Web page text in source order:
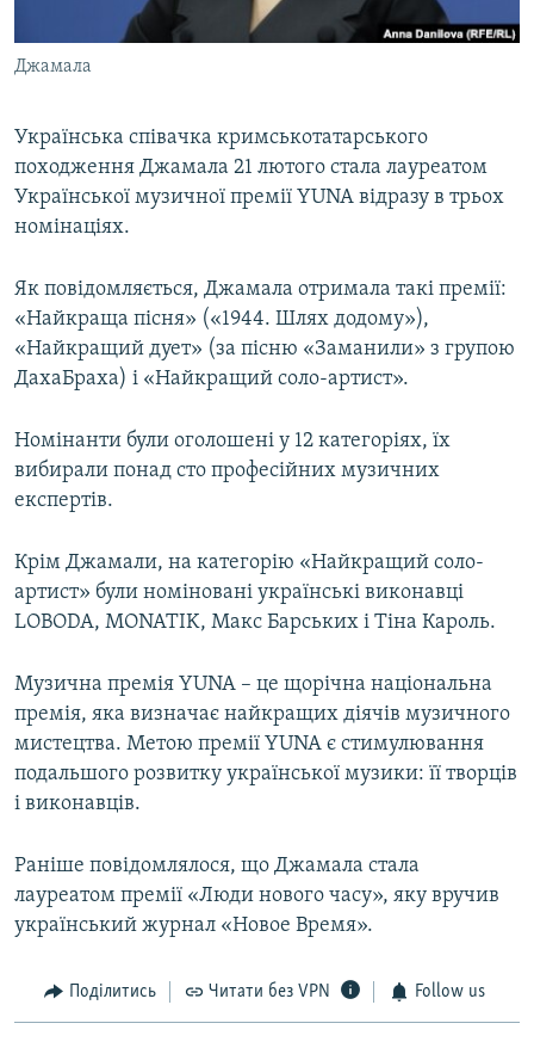
УКРАЇНСЬКА ПРОБЛЕМА КРИМУ
ІНФОГРАФІКА
ДОЛУЧАЙСЯ!
Усі сайти RFE/RL
Джамала
Українська співачка кримськотатарського
походження Джамала 21 лютого стала лауреатом
Української музичної премії YUNA відразу в трьох
номінаціях.
Як повідомляється, Джамала отримала такі премії:
«Найкраща пісня» («1944. Шлях додому»),
«Найкращий дует» (за пісню «Заманили» з групою
ДахаБраха) і «Найкращий соло-артист».
Номінанти були оголошені у 12 категоріях, їх
вибирали понад сто професійних музичних
експертів.
Крім Джамали, на категорію «Найкращий соло-
артист» були номіновані українські виконавці
LOBODA, MONATIK, Макс Барських і Тіна Кароль.
Музична премія YUNA – це щорічна національна
премія, яка визначає найкращих діячів музичного
мистецтва. Метою премії YUNA є стимулювання
подальшого розвитку української музики: її творців
і виконавців.
Раніше повідомлялося, що Джамала стала
лауреатом премії «Люди нового часу», яку вручив
український журнал «Новое Время».
Поділитись Читати без VPN Follow us